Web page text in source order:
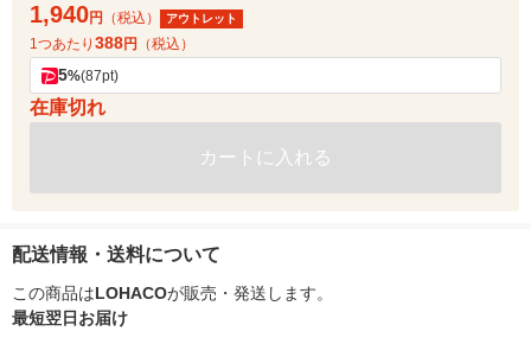
1,940円 （税込） アウトレット
1つあたり 388円 （税込）
5%(87pt)
在庫切れ
カートに入れる
配送情報・送料について
この商品はLOHACOが販売・発送します。
最短翌日お届け